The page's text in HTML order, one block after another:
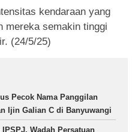
kendaraan yang
mereka semakin tinggi
(24/5/25)
Pecok Nama Panggilan
Ijin Galian C di Banyuwangi
Wadah Persatuan